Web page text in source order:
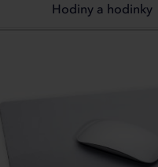
Hodiny a hodinky